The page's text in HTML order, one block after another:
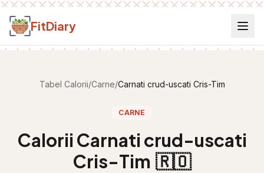
Salt la conținut
FitDiary
Tabel Calorii/Carne/Carnati crud-uscati Cris-Tim
CARNE
Calorii Carnati crud-uscati
Cris-Tim 🇷🇴